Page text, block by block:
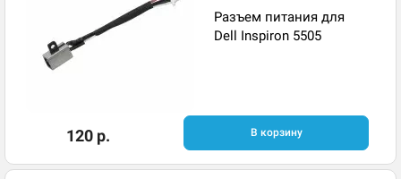
Разъем питания для
Dell Inspiron 5505
120 р. В корзину